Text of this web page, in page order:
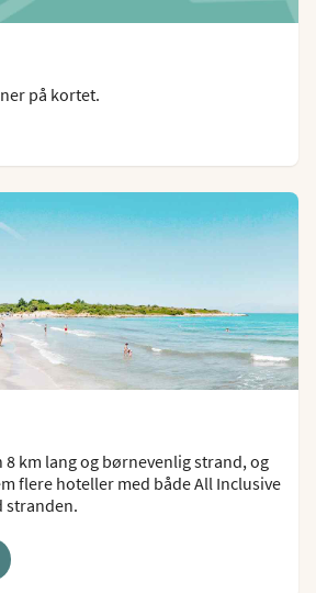
på kortet.
8 km lang og børnevenlig strand, og
flere hoteller med både All Inclusive
stranden.